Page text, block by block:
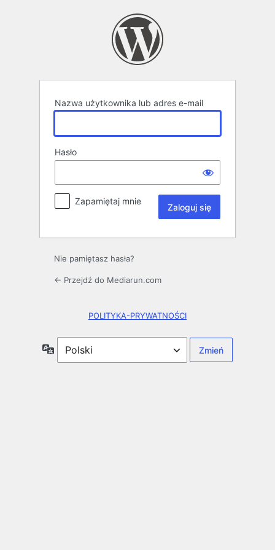
Nazwa użytkownika lub adres e-mail
Hasło
Zapamiętaj mnie
Nie pamiętasz hasła?
← Przejdź do Mediarun.com
POLITYKA-PRYWATNOŚCI
Język